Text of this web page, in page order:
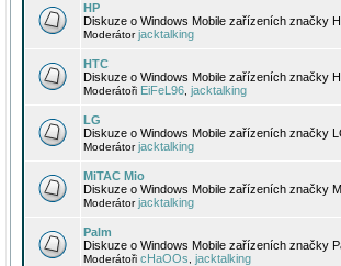
HP
Diskuze o Windows Mobile zařízeních značky
Moderátorjacktalking
HTC
Diskuze o Windows Mobile zařízeních značky
Moderátoři EiFeL96 jacktalking
LG
Diskuze o Windows Mobile zařízeních značky
Moderátorjacktalking
MiTAC Mio
Diskuze o Windows Mobile zařízeních značky
Moderátorjacktalking
Palm
Diskuze o Windows Mobile zařízeních značky
Moderátoři cHaOOs jacktalking